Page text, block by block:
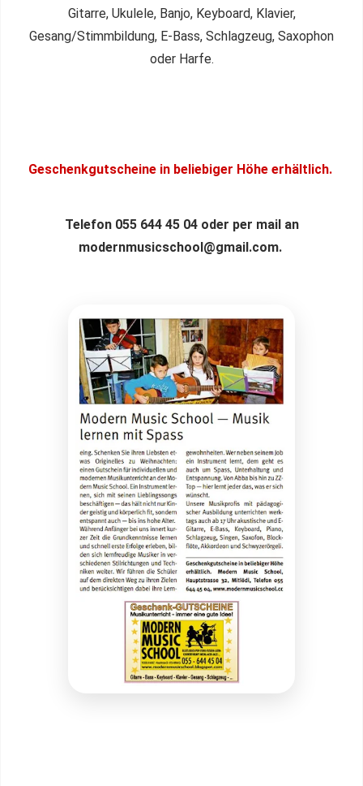
Gitarre, Ukulele, Banjo, Keyboard, Klavier,
Gesang/Stimmbildung, E-Bass, Schlagzeug, Saxophon
oder Harfe.
Geschenkgutscheine in beliebiger Höhe erhältlich.
Telefon 055 644 45 04 oder per mail an
modernmusicschool@gmail.com.